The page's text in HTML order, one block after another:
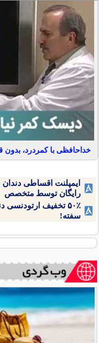
خداحافظی با کمردرد،
ایمپلنت اقساطی
رایگان توسط متخصص
۵۰٪ تخفیف
سفته!